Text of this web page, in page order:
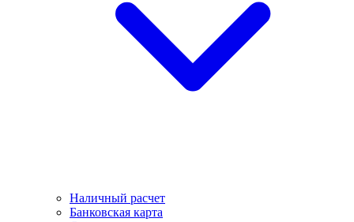
Наличный расчет
Банковская карта